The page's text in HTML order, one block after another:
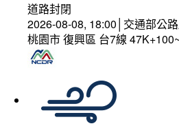
道路封閉
2026-08-08, 18:00│交通部公
桃園市 復興區 台7線